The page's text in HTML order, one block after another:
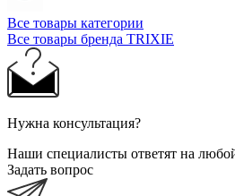
Все товары категории
Все товары бренда TRIXIE
Нужна консультация?
Наши специалисты ответят на
Задать вопрос